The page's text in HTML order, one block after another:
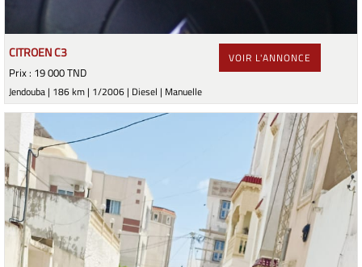
CITROEN C3
Prix : 19 000 TND
Jendouba | 186 km | 1/2006 | Diesel | Manuelle
VOIR L'ANNONCE